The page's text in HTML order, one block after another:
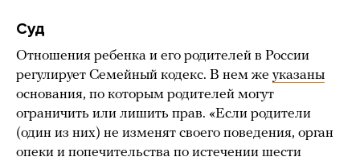
Суд
Отношения ребенка и его родителей в России
регулирует Семейный кодекс. В нем же указаны
основания, по которым родителей могут
ограничить или лишить прав. «Если родители
(один из них) не изменят своего поведения, орган
опеки и попечительства по истечении шести